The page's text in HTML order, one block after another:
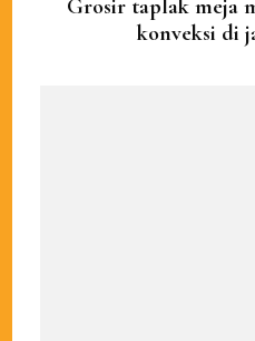
Grosir taplak meja
konveksi di